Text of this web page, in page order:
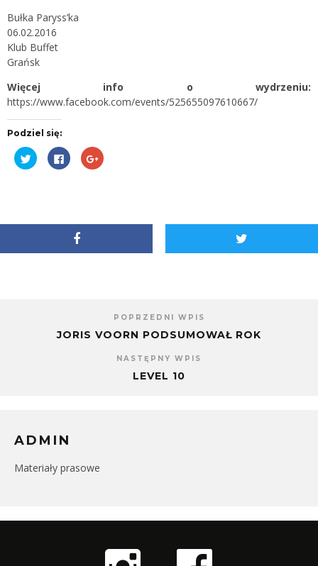
Bułka Paryss’ka
06.02.2016
Klub Buffet
Grańsk
Więcej info o wydrzeniu:
https://www.facebook.com/events/525655097610667/
Podziel się:
Udostępnij
na
Twitterze(Otwiera
Kliknij,
aby
udostępnić
oknie)
Kliknij,
aby
nowym
POPRZEDNI WPIS
JORIS VOORN PODSUMOWAŁ ROK
NASTĘPNY WPIS
LEVEL 10
ADMIN
Materiały prasowe